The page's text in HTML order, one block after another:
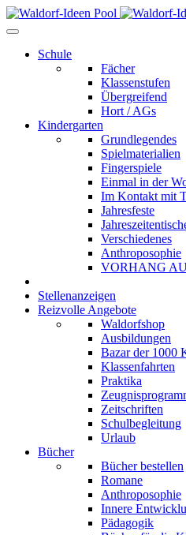
Schule
Fächer
Klassenstufen
Übergreifend
Hort / AGs
Kindergarten
Grundlegendes
Spielmaterialien
Fingerspiele
Einmal in der
Im Kontakt mit
Jahresfeste
Verschiedenes
Anthroposophie
VORHANG
Stellenanzeigen
Reizvolle Angebote
Waldorfshop
Ausbildungen
Bazar der 1000
Klassenfahrten
Praktika
Zeitschriften
Schulbegleitung
Urlaub
Bücher
Bücher bestellen
Romane
Anthroposophie
Innere
Pädagogik